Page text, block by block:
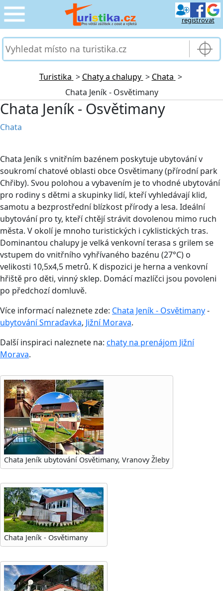
registrovat
CESTOVÁNÍ
›
MOJE TURISTIKA
Turistika > Chaty a chalupy > Chata >
Chata Jeník - Osvětimany
Chata Jeník - Osvětimany
Chata
Chata Jeník s vnitřním bazénem poskytuje ubytování v
soukromí chatové oblasti obce Osvětimany (přírodní park
Chřiby). Svou polohou a vybavením je to vhodné ubytování
pro rodiny s dětmi a skupinky lidí, kteří vyhledávají klid,
samotu a bezprostřední blízkost přírody a lesa. Ideální
ubytování pro ty, kteří chtějí strávit dovolenou mimo ruch
města. V okolí je mnoho turistických i cyklistických tras.
Dominantou chalupy je velká venkovní terasa s grilem se
vstupem do vnitřního vyhřívaného bazénu (27°C) o
velikosti 10,5x4,5 metrů. K dispozici je herna a venkovní
hřiště pro děti, vinný sklep. Domácí mazlíčci jsou povoleni
po předchozí domluvě.
Více informací naleznete zde: Chata Jeník - Osvětimany-
ubytování Smraďavka, Jižní Morava.
Další inspiraci naleznete na: chaty na prenájom Jižní
Morava.
Chata Jeník ubytování Osvětimany, Vranovy Žleby
Chata Jeník - Osvětimany